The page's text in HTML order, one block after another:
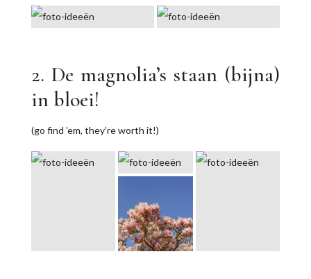
2. De magnolia’s staan (bijna)
in bloei!
(go find ’em, they’re worth it!)